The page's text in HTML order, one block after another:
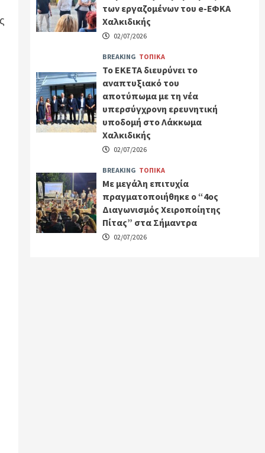
των εργαζομένων του e-ΕΦΚΑ
Χαλκιδικής
02/07/2026
BREAKING ΤΟΠΙΚΑ
Το ΕΚΕΤΑ διευρύνει το
αναπτυξιακό του
αποτύπωμα με τη νέα
υπερσύγχρονη ερευνητική
υποδομή στο Λάκκωμα
Χαλκιδικής
02/07/2026
BREAKING ΤΟΠΙΚΑ
Με μεγάλη επιτυχία
πραγματοποιήθηκε ο “4ος
Διαγωνισμός Χειροποίητης
Πίτας” στα Σήμαντρα
02/07/2026